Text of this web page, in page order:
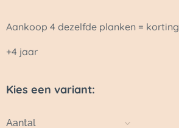
Aankoop 4 dezelfde planken = korting
+4 jaar
Kies een variant:
Aantal